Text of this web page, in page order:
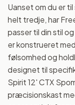
Uanset om du er
helt tredje, har
passer til din stil
er konstrueret
følsomhed og
designet til
Spirit 12' CTX
præcisionskast